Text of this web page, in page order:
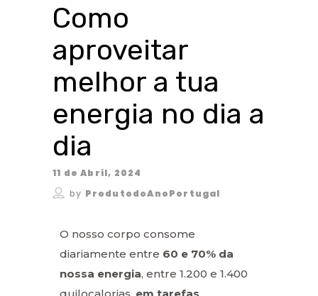
Como
aproveitar
melhor a tua
energia no dia a
dia
11 de Abril, 2024
by ProdutodoAnoPortugal
O nosso corpo consome
diariamente entre 60 e 70% da
nossa energia, entre 1.200 e 1.400